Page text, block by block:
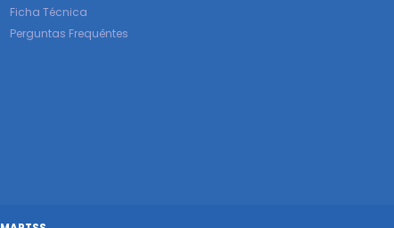
Ficha Técnica
Perguntas Frequêntes